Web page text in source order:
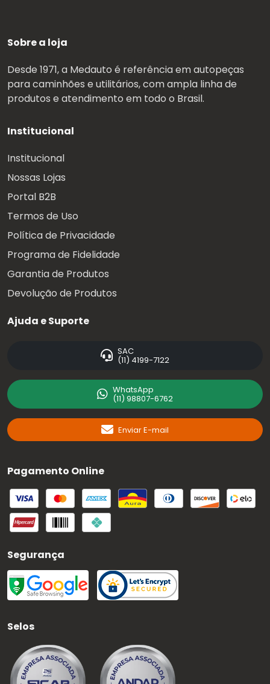
Sobre a loja
Desde 1971, a Medauto é referência em autopeças
para caminhões e utilitários, com ampla linha de
produtos e atendimento em todo o Brasil.
Institucional
Institucional
Nossas Lojas
Portal B2B
Termos de Uso
Política de Privacidade
Programa de Fidelidade
Garantia de Produtos
Devolução de Produtos
Ajuda e Suporte
SAC
(11) 4199-7122
WhatsApp
(11) 98807-6762
Enviar E-mail
Pagamento Online
Segurança
Selos